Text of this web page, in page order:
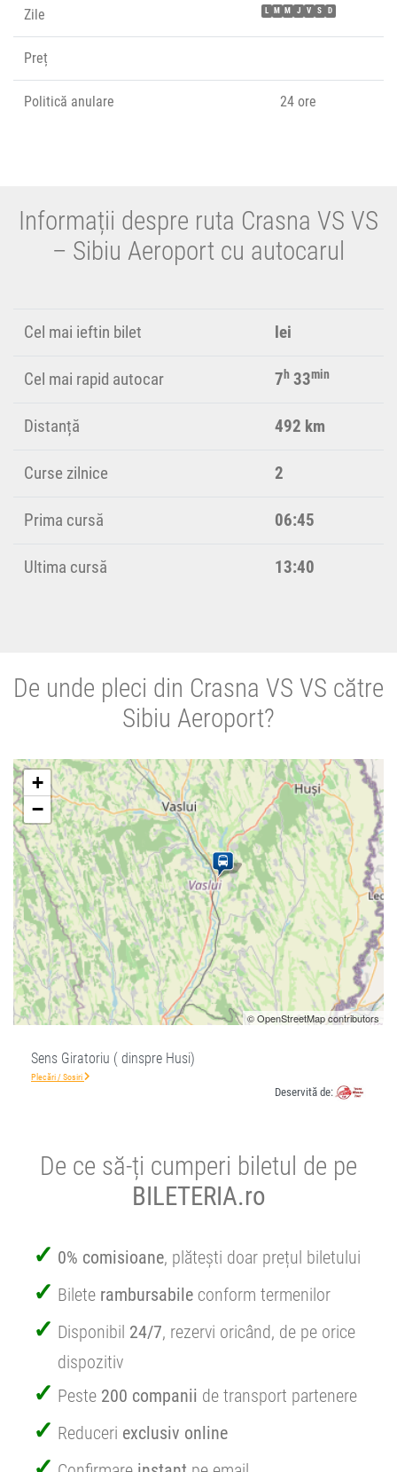
Zile L M M J V S D
Preț
Politică anulare 24 ore
Informații despre ruta Crasna VS VS
– Sibiu Aeroport cu autocarul
Cel mai ieftin bilet lei
Cel mai rapid autocar 7h 33min
Distanță 492 km
Curse zilnice 2
Prima cursă 06:45
Ultima cursă 13:40
De unde pleci din Crasna VS VS către
Sibiu Aeroport?
+
−
© OpenStreetMap contributors
Sens Giratoriu ( dinspre Husi)
Plecări / Sosiri
Deservită de:
De ce să-ți cumperi biletul de pe
BILETERIA.ro
0% comisioane, plătești doar prețul biletului
Bilete rambursabile conform termenilor
Disponibil 24/7, rezervi oricând, de pe orice
dispozitiv
Peste 200 companii de transport partenere
Reduceri exclusiv online